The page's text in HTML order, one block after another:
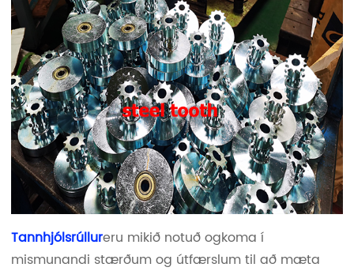
Tannhjólsrúllureru mikið notuð ogkoma í
mismunandi stærðum og útfærslum til að mæta